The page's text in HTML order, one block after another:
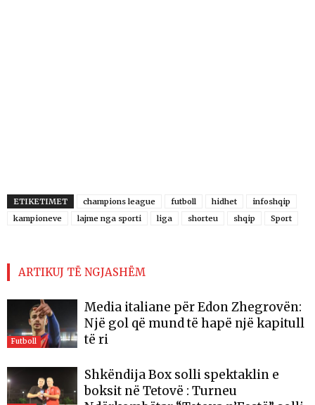
ETIKETIMET champions league futboll hidhet
infoshqip
kampioneve
lajme nga sporti liga shorteu shqip Sport
ARTIKUJ TË NGJASHËM
Futboll
Media italiane për Edon Zhegrovën:
Një gol që mund të hapë një kapitull
të ri
Shkëndija Box solli spektaklin e
boksit në Tetovë : Turneu